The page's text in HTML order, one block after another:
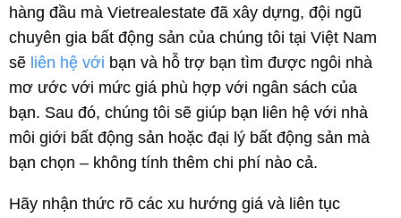
hàng đầu mà Vietrealestate đã xây dựng, đội ngũ
chuyên gia bất động sản của chúng tôi tại Việt Nam
sẽ liên hệ với bạn và hỗ trợ bạn tìm được ngôi nhà
mơ ước với mức giá phù hợp với ngân sách của
bạn. Sau đó, chúng tôi sẽ giúp bạn liên hệ với nhà
môi giới bất động sản hoặc đại lý bất động sản mà
bạn chọn – không tính thêm chi phí nào cả.
Hãy nhận thức rõ các xu hướng giá và liên tục